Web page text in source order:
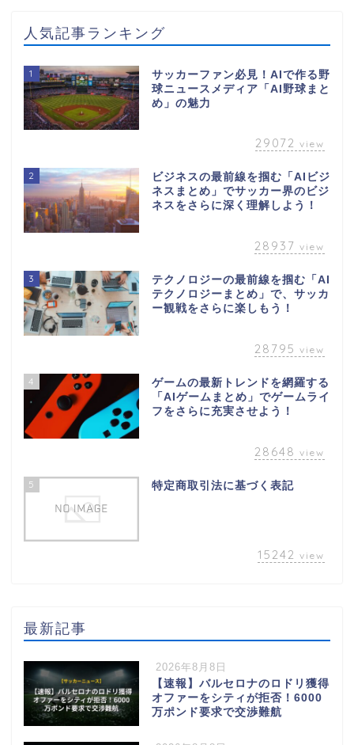
人気記事ランキング
1
サッカーファン必見！AIで作る野
球ニュースメディア「AI野球まと
め」の魅力
29072 view
2
ビジネスの最前線を掴む「AIビジ
ネスまとめ」でサッカー界のビジ
ネスをさらに深く理解しよう！
28937 view
3
テクノロジーの最前線を掴む「AI
テクノロジーまとめ」で、サッカ
ー観戦をさらに楽しもう！
28795 view
4
ゲームの最新トレンドを網羅する
「AIゲームまとめ」でゲームライ
フをさらに充実させよう！
28648 view
5 特定商取引法に基づく表記
15242 view
最新記事
2026年8月8日
【速報】バルセロナのロドリ獲得
オファーをシティが拒否！6000
万ポンド要求で交渉難航